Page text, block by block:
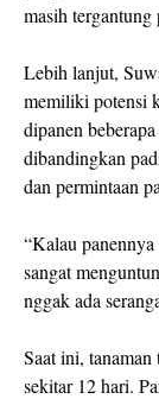
masih tergantung
Lebih lanjut,
memiliki potensi
dipanen
dibandingkan
dan permintaan
“Kalau
sangat
nggak ada
Saat ini,
sekitar 12 hari.